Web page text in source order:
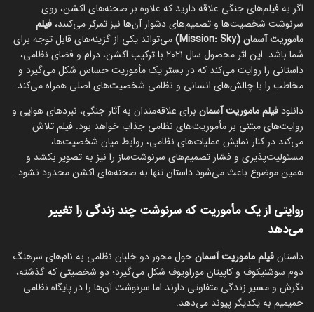
اگر به فیلم‌های جنگی علاقه دارید که علاوه بر صحنه‌های اکشن، روی
سرنوشت شخصیت‌ها و تصمیم‌های دشوار آن‌ها نیز تمرکز می‌کنند،فیلم
ماموریت آسمان (Mission: Sky)
می‌تواند یکی از گزینه‌های قابل توجه برای
شما باشد. این اثر محصول سال ۲۰۲۱ با ترکیب اکشن، درام و فضای نظامی،
داستانی را روایت می‌کند که در بستر یک مأموریت حساس شکل می‌گیرد و
مخاطب را با چالش‌های انسانی و نظامی شخصیت‌های اصلی همراه می‌کند.
دانلود فیلم ماموریت آسمان برای علاقه‌مندان به آثار جنگی، نبردهای هوایی و
روایت‌های مبتنی بر مأموریت‌های نظامی جذاب خواهد بود. فیلم تلاش
می‌کند در کنار نمایش عملیات‌های نظامی، روابط میان شخصیت‌ها،
مسئولیت‌پذیری و فشار تصمیم‌های سرنوشت‌ساز را نیز به تصویر بکشد و
همین موضوع باعث می‌شود داستان تنها به صحنه‌های اکشن محدود نشود.
روایتی از یک مأموریت که سرنوشت چند زندگی را تغییر
می‌دهد
داستانفیلم ماموریت آسمانحول محور دو خلبان نظامی به نام‌های سرهنگ
دوم سوشنیکوف و کاپیتان موراویوف شکل می‌گیرد؛ دو شخصیتی که گذشته،
نگرش و مسیر زندگی متفاوتی دارند اما سرنوشت آن‌ها را در پایگاه نظامی
حمیمیم به یکدیگر پیوند می‌دهد.